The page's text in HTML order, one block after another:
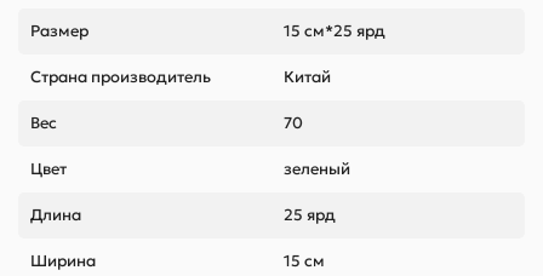
Размер 15 см*25 ярд
Страна производитель Китай
Вес 70
Цвет зеленый
Длина 25 ярд
Ширина 15 см